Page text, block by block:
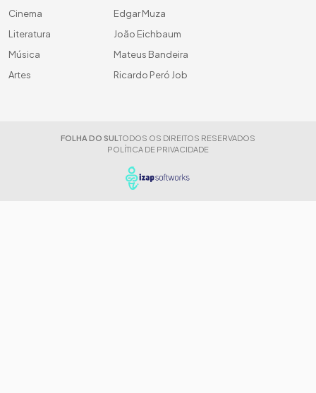
Cinema
Literatura
Música
Artes
Edgar Muza
João Eichbaum
Mateus Bandeira
Ricardo Peró Job
FOLHA DO SUL TODOS OS DIREITOS RESERVADOS
POLÍTICA DE PRIVACIDADE